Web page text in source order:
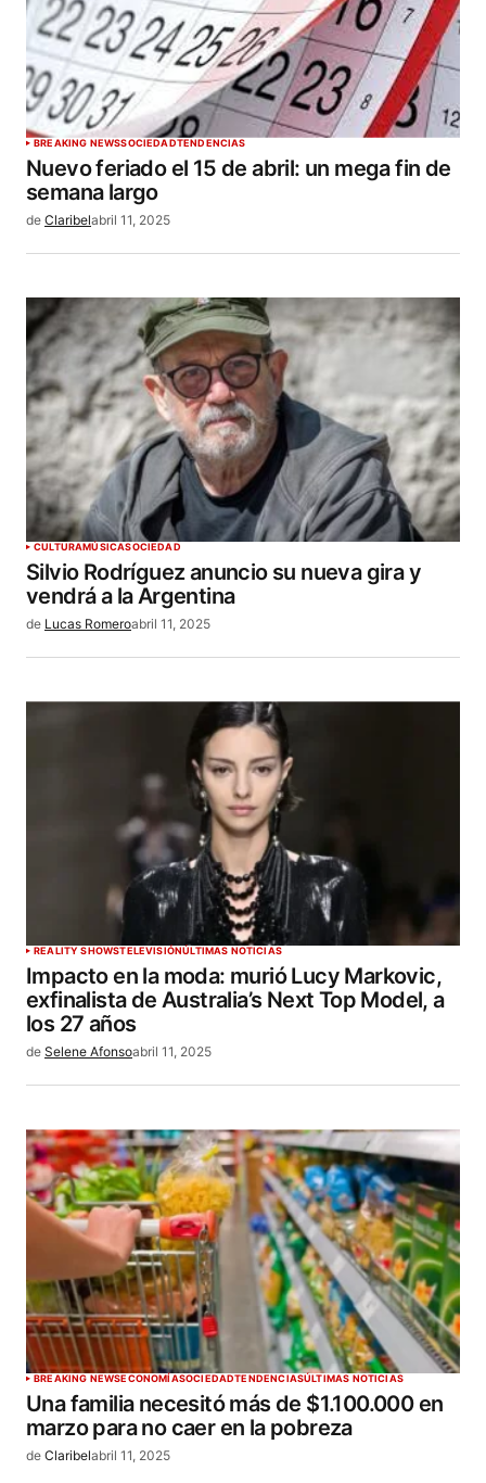
BREAKING NEWSSOCIEDADTENDENCIAS
Nuevo feriado el 15 de abril: un mega fin de
semana largo
de Claribelabril 11, 2025
CULTURAMÚSICASOCIEDAD
Silvio Rodríguez anuncio su nueva gira y
vendrá a la Argentina
de Lucas Romeroabril 11, 2025
REALITY SHOWSTELEVISIÓNÚLTIMAS NOTICIAS
Impacto en la moda: murió Lucy Markovic,
exfinalista de Australia’s Next Top Model, a
los 27 años
de Selene Afonsoabril 11, 2025
BREAKING NEWSECONOMÍASOCIEDADTENDENCIASÚLTIMAS NOTICIAS
Una familia necesitó más de $1.100.000 en
marzo para no caer en la pobreza
de Claribelabril 11, 2025